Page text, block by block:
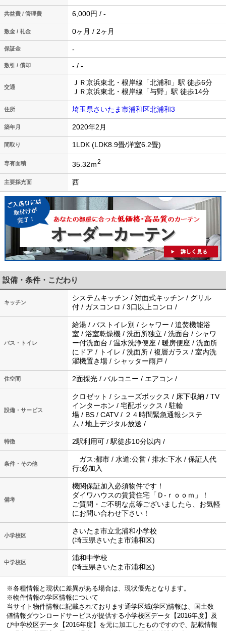
共益費 / 管理費 6,000円 / -
敷金 / 礼金 0ヶ月 / 2ヶ月
保証金 -
敷引 / 償却 - / -
交通
ＪＲ京浜東北・根岸線「北浦和」駅 徒歩6分
ＪＲ京浜東北・根岸線「与野」駅 徒歩14分
住所 埼玉県さいたま市浦和区北浦和3
築年月 2020年2月
間取り 1LDK (LDK8.9畳/洋室6.2畳)
専有面積 35.32ｍ2
主要採光面 西
設備・条件・こだわり
キッチン
システムキッチン / 対面式キッチン / グリル
付 / ガスコンロ / 3口以上コンロ /
バス・トイレ
給湯 / バストイレ別 / シャワー / 追焚機能浴
室 / 浴室乾燥機 / 洗面所独立 / 洗面台 / シャワ
ー付洗面台 / 温水洗浄便座 / 暖房便座 / 洗面所
にドア / トイレ / 洗面所 / 複層ガラス / 室内洗
濯機置き場 / シャッター雨戸 /
住空間 2面採光 / バルコニー / エアコン /
設備・サービス
クロゼット / シューズボックス / 床下収納 / TV
インターホン / 宅配ボックス / 駐輪
場 / BS / CATV / ２４時間緊急通報システ
ム / 地上デジタル放送 /
特徴 2駅利用可 / 駅徒歩10分以内 /
条件・その他
ガス:都市 / 水道:公営 / 排水:下水 / 保証人代
行:必加入
備考
機関保証加入必須物件です！
ダイワハウスの賃貸住宅「Ｄ‐ｒｏｏｍ」！
ご質問・ご不明な点等ございましたら、お気軽
にお問い合わせ下さい！
小学校区
さいたま市立北浦和小学校
(埼玉県さいたま市浦和区)
中学校区
浦和中学校
(埼玉県さいたま市浦和区)
※各種情報と現状に差異がある場合は、現状優先となります。
※物件情報の学区情報について
当サイト物件情報に記載されております通学区域(学区)情報は、国土数
値情報ダウンロードサービスが提供する小学校区データ【2016年度】及
び中学校区データ【2016年度】を元に加工したものですので、記載情報